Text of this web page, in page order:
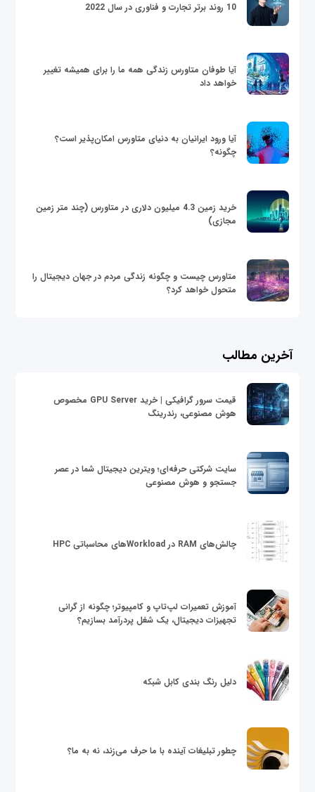
10 روند برتر تجارت و فناوری در سال 2022
آیا طوفان متاورس زندگی همه ما را برای همیشه تغییر
خواهد داد
آیا ورود ایرانیان به دنیای متاورس امکان‌پذیر است؟
چگونه؟
خرید زمین 4.3 میلیون دلاری در متاورس (چند متر زمین
مجازی)
متاورس چیست و چگونه زندگی مردم در جهان دیجیتال را
متحول خواهد کرد؟
آخرین مطالب
قیمت سرور گرافیکی | خرید GPU Server مخصوص
هوش مصنوعی، رندرینگ
سایت شرکتی حرفه‌ای؛ ویترین دیجیتال شما در عصر
جستجو و هوش مصنوعی
چالش‌های RAM در Workloadهای محاسباتی HPC
آموزش تعمیرات لپ‌تاپ و کامپیوتر؛ چگونه از گرانی
تجهیزات دیجیتال، یک شغل پردرآمد بسازیم؟
دلیل رنگ بندی کابل شبکه
چطور تبلیغات آینده با ما حرف می‌زند، نه به ما؟